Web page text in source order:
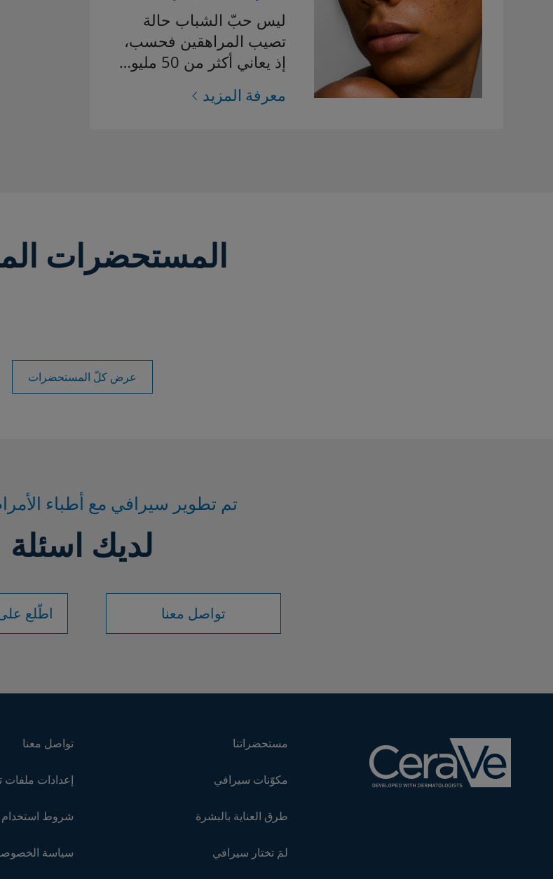
ليس حبّ الشباب حالة
تصيب المراهقين فحسب،
إذ يعاني أكثر من 50 مليو…
معرفة المزيد
المستحضرات
عرض كلّ المستحضرات
تم تطوير سيرافي مع أطباء
لديك اسئلة
تواصل معنا اطّلع
مستحضراتنا
مكوّنات سيرافي
طرق العناية بالبشرة
لمَ تختار سيرافي
تواصل معنا
إعدادات ملفات
شروط
سياسة